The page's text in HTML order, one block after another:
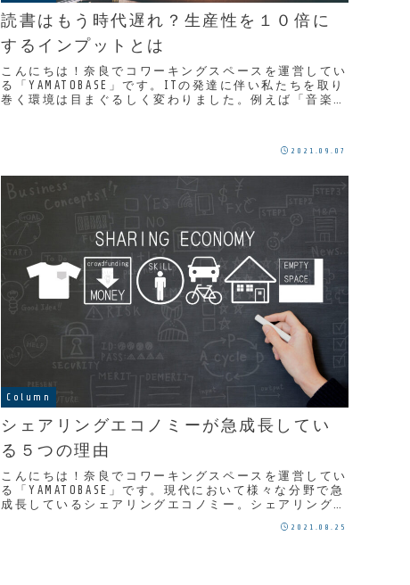
読書はもう時代遅れ？生産性を１０倍に
するインプットとは
こんにちは！奈良でコワーキングスペースを運営してい
る「YAMATOBASE」です。ITの発達に伴い私たちを取り
巻く環境は目まぐるしく変わりました。例えば「音楽を
2021.09.07
Column
シェアリングエコノミーが急成長してい
る５つの理由
こんにちは！奈良でコワーキングスペースを運営してい
る「YAMATOBASE」です。現代において様々な分野で急
成長しているシェアリングエコノミー。シェアリングエ
2021.08.25